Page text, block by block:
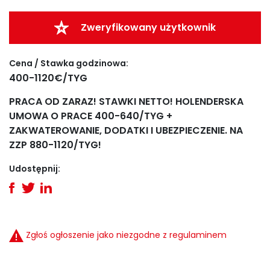
Zweryfikowany użytkownik
Cena / Stawka godzinowa:
400-1120€/TYG
PRACA OD ZARAZ! STAWKI NETTO! HOLENDERSKA
UMOWA O PRACE 400-640/TYG +
ZAKWATEROWANIE, DODATKI I UBEZPIECZENIE. NA
ZZP 880-1120/TYG!
Udostępnij:
Zgłoś ogłoszenie jako niezgodne z regulaminem